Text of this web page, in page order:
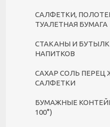
САЛФЕТКИ,
ТУАЛЕТНАЯ БУМАГА
СТАКАНЫ И
НАПИТКОВ
САХАР СОЛЬ ПЕРЕЦ
САЛФЕТКИ
БУМАЖНЫЕ
100°)